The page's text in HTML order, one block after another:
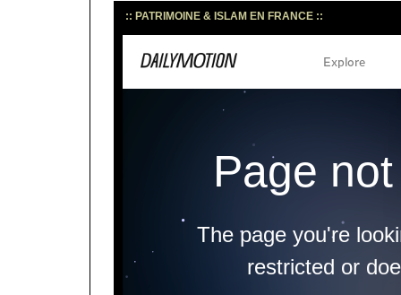
:: PATRIMOINE & ISLAM EN FRANCE ::